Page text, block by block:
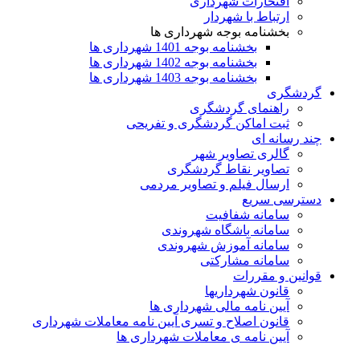
ارتباط با شهردار
بخشنامه بوجه شهرداری ها
بخشنامه بوجه 1401 شهرداری ها
بخشنامه بوجه 1402 شهرداری ها
بخشنامه بوجه 1403 شهرداری ها
گردشگری
راهنمای گردشگری
ثبت اماکن گردشگری و تفریحی
چند رسانه ای
گالری تصاویر شهر
تصاویر نقاط گردشگری
ارسال فیلم و تصاویر مردمی
دسترسی سریع
سامانه شفافیت
سامانه باشگاه شهروندی
سامانه آموزش شهروندی
سامانه مشارکتی
قوانین و مقررات
قانون شهرداریها
آیین نامه مالی شهرداری ها
قانون اصلاح و تسری آیین نامه معاملات شهرداری
آیین نامه ی معاملات شهرداری ها